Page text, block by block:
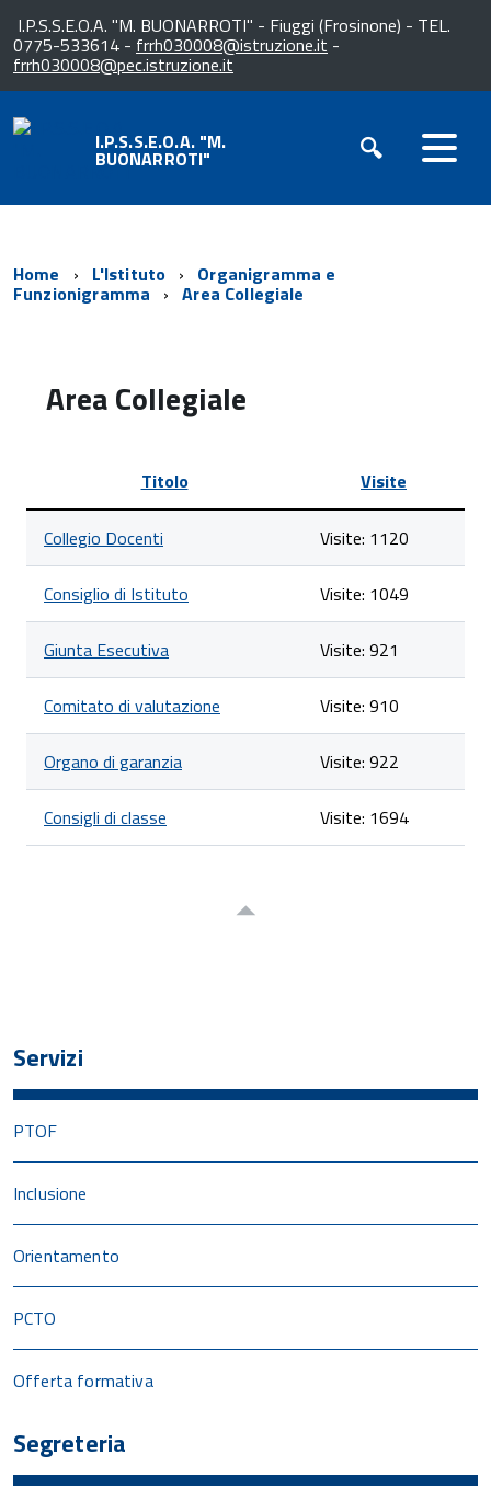
I.P.S.S.E.O.A. "M. BUONARROTI" - Fiuggi (Frosinone) - TEL.
0775-533614 - frrh030008@istruzione.it -
frrh030008@pec.istruzione.it
I.P.S.S.E.O.A. "M.
BUONARROTI"
Home L'Istituto Organigramma e
Funzionigramma Area Collegiale
Area Collegiale
degli
articoli
categoria
Area
Collegiale
Titolo Visite
Collegio Docenti Visite: 1120
Consiglio di Istituto Visite: 1049
Giunta Esecutiva Visite: 921
Comitato di valutazione Visite: 910
Organo di garanzia Visite: 922
Consigli di classe Visite: 1694
Servizi
PTOF
Inclusione
Orientamento
PCTO
Offerta formativa
Segreteria